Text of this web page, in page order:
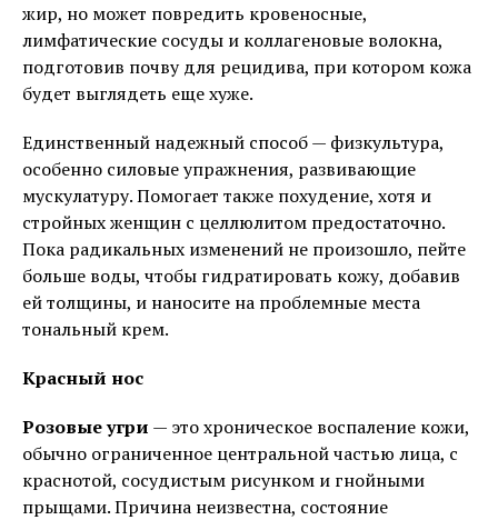
жир, но может повредить кровеносные,
лимфатические сосуды и коллагеновые волокна,
подготовив почву для рецидива, при котором кожа
будет выглядеть еще хуже.
Единственный надежный способ — физкультура,
особенно силовые упражнения, развивающие
мускулатуру. Помогает также похудение, хотя и
стройных женщин с целлюлитом предостаточно.
Пока радикальных изменений не произошло, пейте
больше воды, чтобы гидратировать кожу, добавив
ей толщины, и наносите на проблемные места
тональный крем.
Красный нос
Розовые угри — это хроническое воспаление кожи,
обычно ограниченное центральной частью лица, с
краснотой, сосудистым рисунком и гнойными
прыщами. Причина неизвестна, состояние